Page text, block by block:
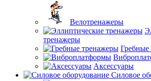
Велотренажеры
тренажеры
Гребные
Аксессуары
Силовое